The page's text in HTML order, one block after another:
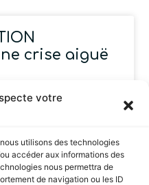
votre
utilisons des technologies
accéder aux informations des
nous permettra de
de navigation ou les ID
crise aiguë
frappé ! Cette fois-ci
où la caution doit